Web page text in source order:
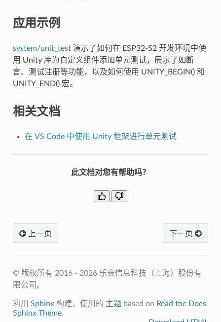
应用示例
system/unit_test演示了如何在 ESP32-S2 开发环境中使
用 Unity 库为自定义组件添加单元测试，展示了如断
言、测试注册等功能，以及如何使用 UNITY_BEGIN() 和
UNITY_END() 宏。
相关文档
在 VS Code 中使用 Unity 框架进行单元测试
此文档对您有帮助吗？
上一页 下一页
© 版权所有 2016 - 2026 乐鑫信息科技（上海）股份有
限公司。
利用 Sphinx构建，使用的 主题 based on Read the Docs
Sphinx Theme.